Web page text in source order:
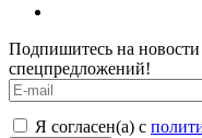
Подпишитесь на
спецпредложений!
Я согласен(а) с